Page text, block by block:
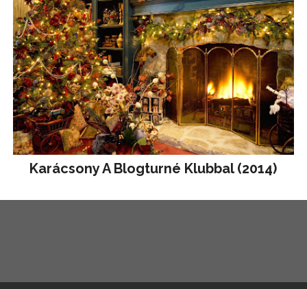
Karácsony A Blogturné Klubbal (2014)